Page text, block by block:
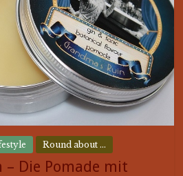
Round about ...
– Die Pomade mit